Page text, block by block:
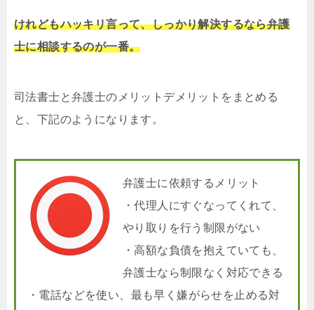
けれどもハッキリ言って、しっかり解決するなら弁護
士に相談するのが一番。
司法書士と弁護士のメリットデメリットをまとめる
と、下記のようになります。
弁護士に依頼するメリット
・代理人にすぐなってくれて、
やり取りを行う制限がない
・高額な負債を抱えていても、
弁護士なら制限なく対応できる
・電話などを使い、最も早く嫌がらせを止める対